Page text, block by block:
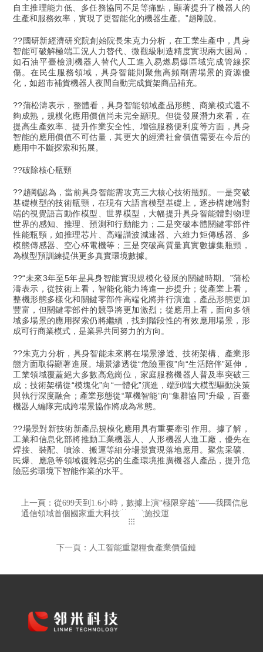
自主推理能力低、多任務協同不足等痛點，顯著提升了機器人的
生產和服務效率，實現了更智能化的機器生產。”趙剛說。
??國研新經濟研究院創始院長朱克力分析，在工業生產中，具身
智能可破解極端工況人力替代、微觀級制造精度實現兩大困局，
如石油平臺檢測機器人替代人工進入易燃易爆區域完成管線探
傷。在民生服務領域，具身智能則聚焦高頻剛需場景的資源優
化，如超市補貨機器人夜間自動完成貨架商品補充。
??蒲松濤表示，整體看，具身智能領域產品形態、商業模式還不
夠成熟，規模化應用價值尚未完全顯現。但從發展潛力來看，在
提高生產效率、提升作業安全性、增強服務便利度等方面，具身
智能的應用價值不可估量，其更大的經濟社會價值需要在今后的
應用中不斷探索和拓展。
??破除核心瓶頸
??趙剛認為，當前具身智能需攻克三大核心技術瓶頸。一是突破
基礎模型的技術瓶頸，在現有大語言模型基礎上，逐步構建端對
端的視覺語言動作模型、世界模型，大幅提升具身智能體對物理
世界的感知、推理、預測和行動能力；二是突破本體關鍵零部件
性能瓶頸，如推理芯片、高端諧波減速器、六維力矩傳感器、多
模態傳感器、空心杯電機等；三是突破高質量真實數據集瓶頸，
為模型預訓練提供更多真實環境數據。
??“未來3年至5年是具身智能實現規模化發展的關鍵時期。”蒲松
濤表示，從技術上看，智能化能力將進一步提升；從產業上看，
整機形態多樣化和關鍵零部件高端化將并行演進，產品形態更加
豐富，但關鍵零部件的競爭將更加激烈；從應用上看，面向多領
域多場景的應用探索仍將繼續，找到階段性的有效應用場景，形
成可行商業模式，是業界共同努力的方向。
??朱克力分析，具身智能未來將在場景滲透、技術架構、產業形
態方面取得顯著進展。場景滲透從“危險重復”向“生活陪伴”延伸，
工業領域覆蓋絕大多數高危崗位，家庭服務機器人普及率突破三
成；技術架構從“模塊化”向“一體化”演進，端到端大模型驅動決策
與執行深度融合；產業形態從“單機智能”向“集群協同”升級，百臺
機器人編隊完成跨場景協作將成為常態。
??場景對新技術新產品規模化應用具有重要牽引作用。據了解，
工業和信息化部將推動工業機器人、人形機器人進工廠，優先在
焊接、裝配、噴涂、搬運等細分場景實現落地應用。聚焦采礦、
民爆、應急等領域復雜惡劣的生產環境推廣機器人產品，提升危
險惡劣環境下智能作業的水平。
上一頁：從699天到1.6小時，數據上演“極限穿越”——我國信息
通信領域首個國家重大科技基礎設施投運
下一頁：人工智能重塑糧食產業價值鏈